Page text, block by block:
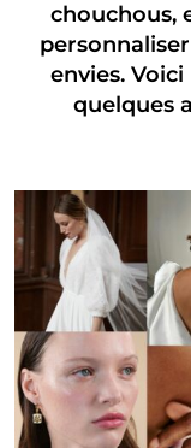
chouchous,
envies.
quelques